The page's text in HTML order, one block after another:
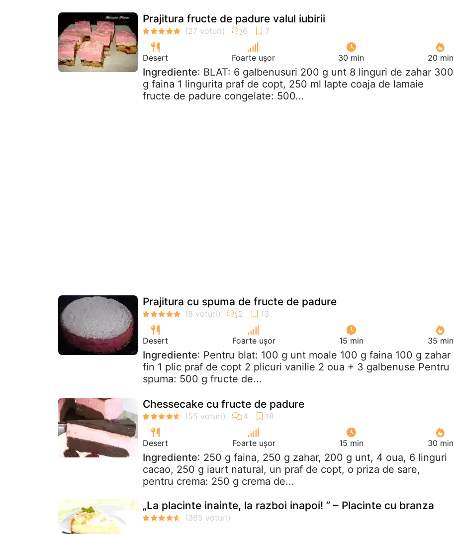
Prajitura fructe de padure valul iubirii
Desert Foarte ușor 30 min 20 min
Ingrediente: BLAT: 6 galbenusuri 200 g unt 8 linguri de zahar 300
g faina 1 lingurita praf de copt, 250 ml lapte coaja de lamaie
fructe de padure congelate: 500...
Prajitura cu spuma de fructe de padure
Desert Foarte ușor 15 min 35 min
Ingrediente: Pentru blat: 100 g unt moale 100 g faina 100 g zahar
fin 1 plic praf de copt 2 plicuri vanilie 2 oua + 3 galbenuse Pentru
spuma: 500 g fructe de...
Chessecake cu fructe de padure
Desert Foarte ușor 15 min 30 min
Ingrediente: 250 g faina, 250 g zahar, 200 g unt, 4 oua, 6 linguri
cacao, 250 g iaurt natural, un praf de copt, o priza de sare,
pentru crema: 250 g crema de...
„La placinte inainte, la razboi inapoi! ” – Placinte cu branza